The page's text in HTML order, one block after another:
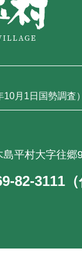
月1日国勢調査）
平村大字往郷
82-3111（